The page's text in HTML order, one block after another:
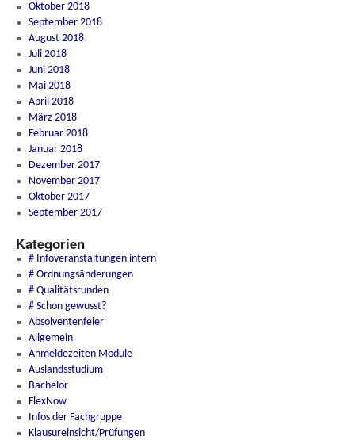
Oktober 2018
September 2018
August 2018
Juli 2018
Juni 2018
Mai 2018
April 2018
März 2018
Februar 2018
Januar 2018
Dezember 2017
November 2017
Oktober 2017
September 2017
Kategorien
# Infoveranstaltungen intern
# Ordnungsänderungen
# Qualitätsrunden
# Schon gewusst?
Absolventenfeier
Allgemein
Anmeldezeiten Module
Auslandsstudium
Bachelor
FlexNow
Infos der Fachgruppe
Klausureinsicht/Prüfungen